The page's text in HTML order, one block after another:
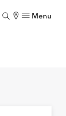
Menu